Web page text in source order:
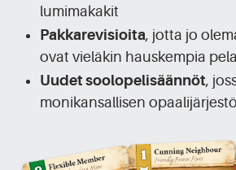
lumimakakit
Pakkarevisioita, jotta jo
ovat vieläkin hauskempia
Uudet soolopelisäännöt,
monikansallisen